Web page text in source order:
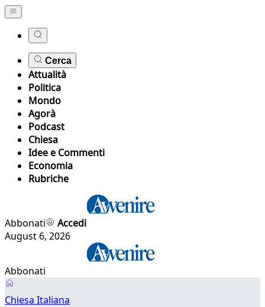
Cerca
Attualità
Politica
Mondo
Agorà
Podcast
Chiesa
Idee e Commenti
Economia
Rubriche
Abbonati
Accedi
August 6, 2026
Abbonati
Chiesa Italiana